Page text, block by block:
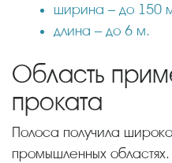
ширина – до 150
длина – до 6 м.
Область
проката
Полоса получила широкое применение во многих
промышленных